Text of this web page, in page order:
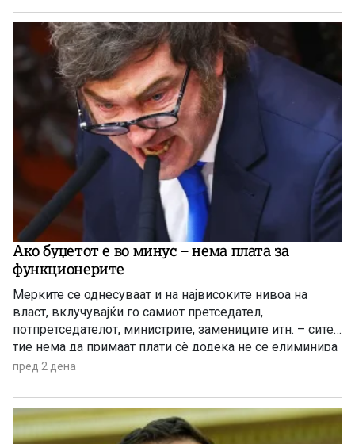
Ако буџетот е во минус – нема плата за
функционерите
Мерките се однесуваат и на највисоките нивоа на
власт, вклучувајќи го самиот претседател,
потпретседателот, министрите, замениците итн. – сите
тие нема да примаат плати сè додека не се елиминира
буџетскиот дефицит
пред 2 дена